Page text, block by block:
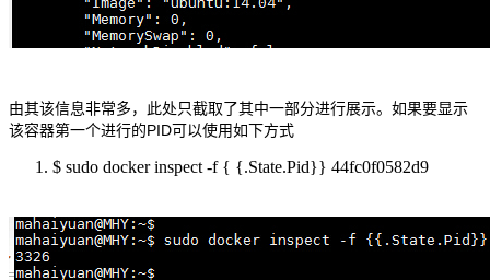
由其该信息非常多，此处只截取了其中一部分进行展示。如果要显示
该容器第一个进行的PID可以使用如下方式
$ sudo docker inspect -f { {.State.Pid}} 44fc0f0582d9